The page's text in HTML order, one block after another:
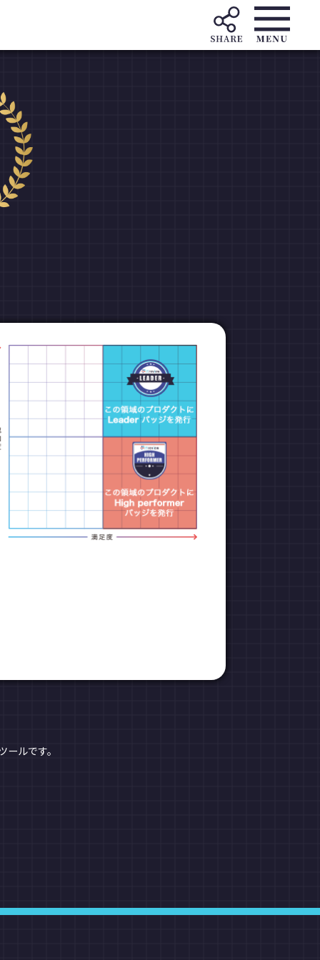
ルです。